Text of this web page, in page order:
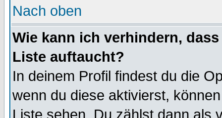
Nach oben
Wie kann ich verhindern,
Liste auftaucht?
In deinem Profil findest du die
wenn du diese aktivierst,
Liste sehen. Du zählst dann als